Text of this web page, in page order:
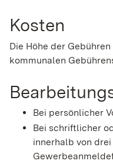
Kosten
Die Höhe der
kommunalen
Bei persönlicher
Bei schriftlicher
innerhalb von